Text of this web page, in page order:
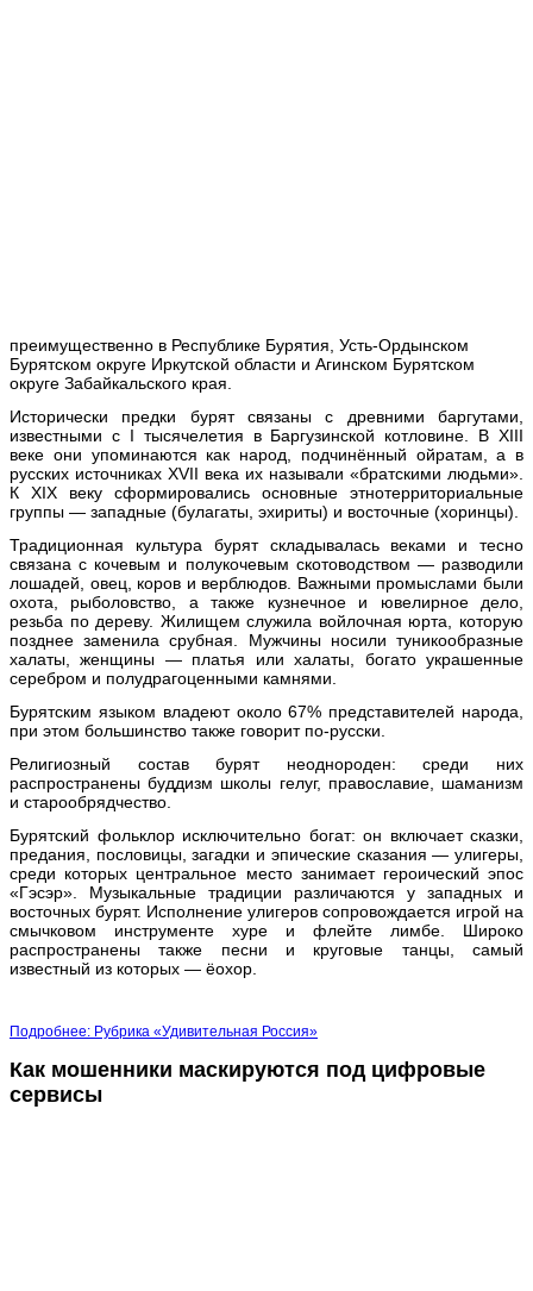
преимущественно в Республике Бурятия, Усть-Ордынском
Бурятском округе Иркутской области и Агинском Бурятском
округе Забайкальского края.
Исторически предки бурят связаны с древними баргутами,
известными с I тысячелетия в Баргузинской котловине. В XIII
веке они упоминаются как народ, подчинённый ойратам, а в
русских источниках XVII века их называли «братскими людьми».
К XIX веку сформировались основные этнотерриториальные
группы — западные (булагаты, эхириты) и восточные (хоринцы).
Традиционная культура бурят складывалась веками и тесно
связана с кочевым и полукочевым скотоводством — разводили
лошадей, овец, коров и верблюдов. Важными промыслами были
охота, рыболовство, а также кузнечное и ювелирное дело,
резьба по дереву. Жилищем служила войлочная юрта, которую
позднее заменила срубная. Мужчины носили туникообразные
халаты, женщины — платья или халаты, богато украшенные
серебром и полудрагоценными камнями.
Бурятским языком владеют около 67% представителей народа,
при этом большинство также говорит по-русски.
Религиозный состав бурят неоднороден: среди них
распространены буддизм школы гелуг, православие, шаманизм
и старообрядчество.
Бурятский фольклор исключительно богат: он включает сказки,
предания, пословицы, загадки и эпические сказания — улигеры,
среди которых центральное место занимает героический эпос
«Гэсэр». Музыкальные традиции различаются у западных и
восточных бурят. Исполнение улигеров сопровождается игрой на
смычковом инструменте хуре и флейте лимбе. Широко
распространены также песни и круговые танцы, самый
известный из которых — ёохор.
Подробнее: Рубрика «Удивительная Россия»
Как мошенники маскируются под цифровые
сервисы